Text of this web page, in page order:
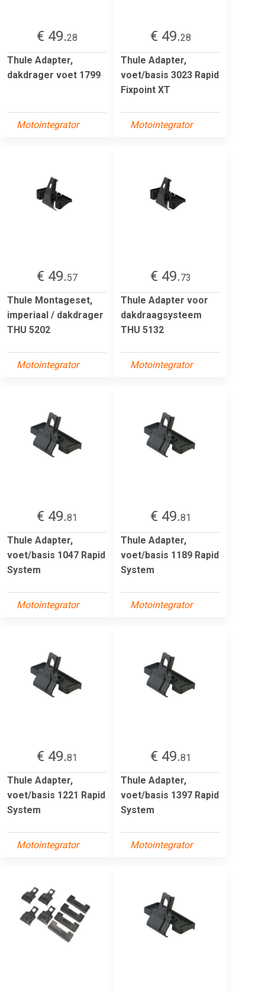
€ 49.28
Thule Adapter,
dakdrager voet 1799
Motointegrator
€ 49.28
Thule Adapter,
voet/basis 3023 Rapid
Fixpoint XT
Motointegrator
€ 49.57
Thule Montageset,
imperiaal / dakdrager
THU 5202
Motointegrator
€ 49.73
Thule Adapter voor
dakdraagsysteem
THU 5132
Motointegrator
€ 49.81
Thule Adapter,
voet/basis 1047 Rapid
System
Motointegrator
€ 49.81
Thule Adapter,
voet/basis 1189 Rapid
System
Motointegrator
€ 49.81
Thule Adapter,
voet/basis 1221 Rapid
System
Motointegrator
€ 49.81
Thule Adapter,
voet/basis 1397 Rapid
System
Motointegrator